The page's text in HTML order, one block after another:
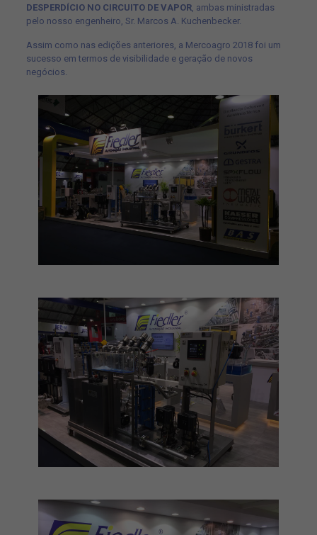
DESPERDÍCIO NO CIRCUITO DE VAPOR, ambas ministradas
pelo nosso engenheiro, Sr. Marcos A. Kuchenbecker.
Assim como nas edições anteriores, a Mercoagro 2018 foi um
sucesso em termos de visibilidade e geração de novos
negócios.